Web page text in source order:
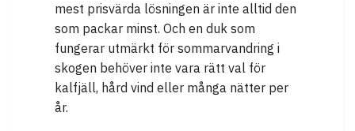
mest prisvärda lösningen är inte alltid den
som packar minst. Och en duk som
fungerar utmärkt för sommarvandring i
skogen behöver inte vara rätt val för
kalfjäll, hård vind eller många nätter per
år.